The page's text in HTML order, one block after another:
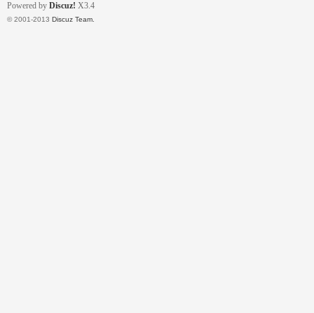
交
Powered by Discuz! X3.4
© 2001-2013 Discuz Team.